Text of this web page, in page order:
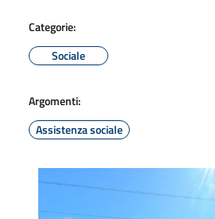
Categorie:
Sociale
Argomenti:
Assistenza sociale